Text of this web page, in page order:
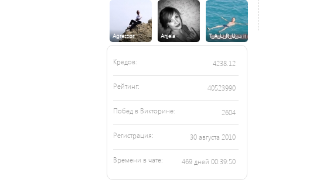
Agressor Anjela T_A_U_R_U_…
Кредов: 4238.12
Рейтинг: 40523990
Побед в Викторине: 2604
Регистрация: 30 августа 2010
Времени в чате: 469 дней 00:39:50